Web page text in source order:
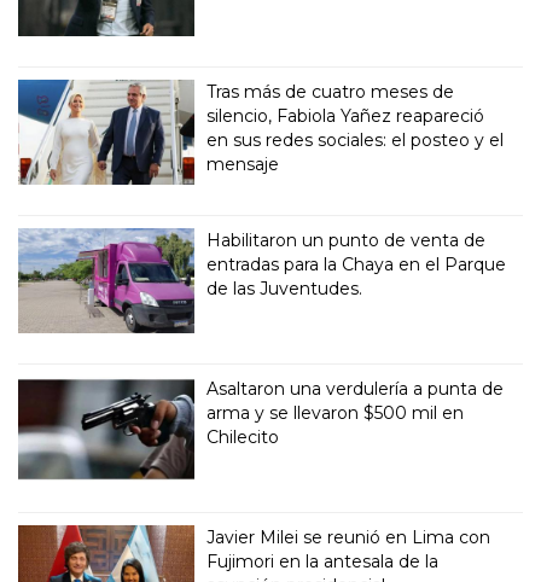
Tras más de cuatro meses de
silencio, Fabiola Yañez reapareció
en sus redes sociales: el posteo y el
mensaje
Habilitaron un punto de venta de
entradas para la Chaya en el Parque
de las Juventudes.
Asaltaron una verdulería a punta de
arma y se llevaron $500 mil en
Chilecito
Javier Milei se reunió en Lima con
Fujimori en la antesala de la